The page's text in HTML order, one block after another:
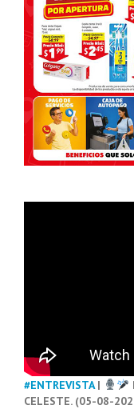
#ENTREVISTA|
CELESTE. (05-08-